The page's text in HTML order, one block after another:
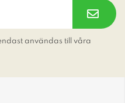
användas till våra